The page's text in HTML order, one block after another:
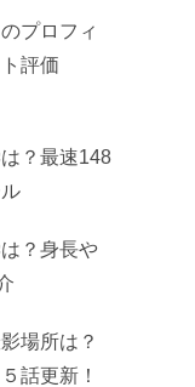
プロフィ
評価
？最速148
？身長や
場所は？
話更新！